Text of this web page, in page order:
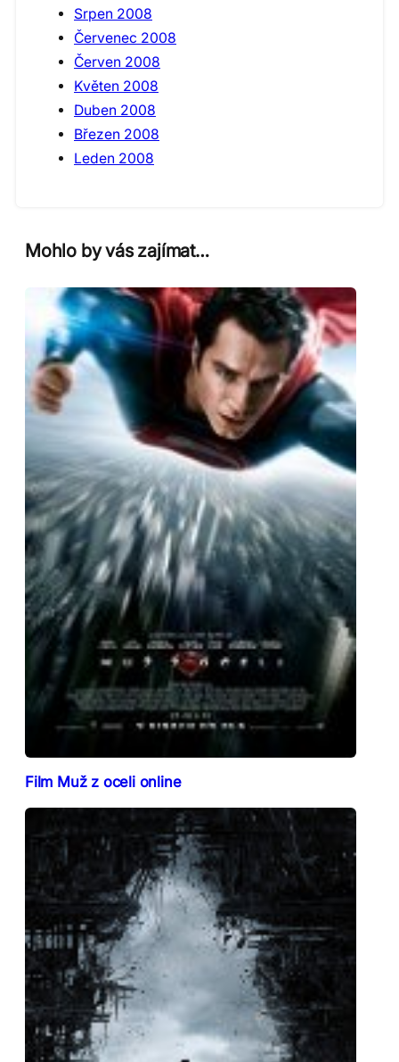
Srpen 2008
Červenec 2008
Červen 2008
Květen 2008
Duben 2008
Březen 2008
Leden 2008
Mohlo by vás zajímat…
Film Muž z oceli online